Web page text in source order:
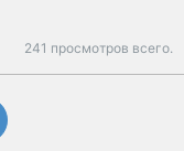
241 просмотров всего.